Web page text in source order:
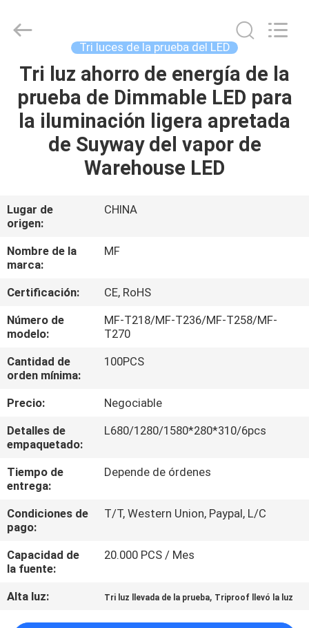
HOGAR
PRODUCTOS
SOBRE
NOSOTROS
VIAJE
DE
LA
FÁBRICA
DE
CALIDAD
ÉNTRENOS
CONTACTO
CON
PIDA
UNA
Ming
Feng
Rights
Tri luces de la prueba del LED
Tri luz ahorro de energía de la
prueba de Dimmable LED para
la iluminación ligera apretada
de Suyway del vapor de
Warehouse LED
Lugar de
origen:
CHINA
Nombre de la
marca:
MF
Certificación:
CE, RoHS
Número de
modelo:
MF-T218/MF-T236/MF-T258/MF-
T270
Cantidad de
orden mínima:
100PCS
Precio:
Negociable
Detalles de
empaquetado:
L680/1280/1580*280*310/6pcs
Tiempo de
entrega:
Depende de órdenes
Condiciones de
pago:
T/T, Western Union, Paypal, L/C
Capacidad de
la fuente:
20.000 PCS / Mes
Alta luz: Tri luz llevada de la prueba, Triproof llevó la luz